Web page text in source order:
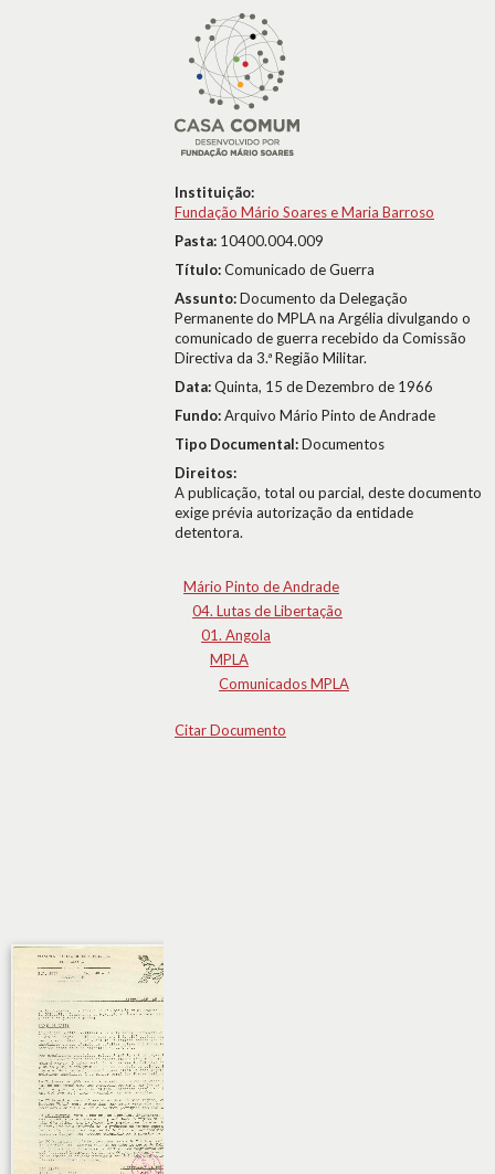
Instituição:
Fundação Mário Soares e Maria Barroso
Pasta: 10400.004.009
Título:Comunicado de Guerra
Assunto:Documento da Delegação
Permanente do MPLA na Argélia divulgando o
comunicado de guerra recebido da Comissão
Directiva da 3.ª Região Militar.
Data:Quinta, 15 de Dezembro de 1966
Fundo:Arquivo Mário Pinto de Andrade
Tipo Documental:Documentos
Direitos:
A publicação, total ou parcial, deste documento
exige prévia autorização da entidade
detentora.
Mário Pinto de Andrade
04. Lutas de Libertação
01. Angola
MPLA
Comunicados MPLA
Citar Documento